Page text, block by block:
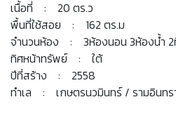
เนื้อที่ : 20 ตร.ว
พื้นที่ใช้สอย : 162 ตร.ม
จำนวนห้อง : 3ห้องนอน 3ห้องน้ำ 2
ทิศหน้าทรัพย์ : ใต้
ปีที่สร้าง : 2558
ทำเล : เกษตรนวมินทร์ / รามอินทร